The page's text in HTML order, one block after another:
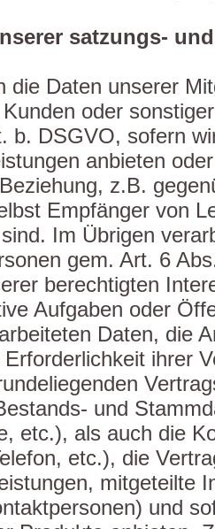
satzungs-
die Daten unserer
oder
b. DSGVO, sofern
anbieten
z.B.
Empfänger von
Im Übrigen
gem. Art. 6
berechtigten
Aufgaben oder
Daten, die
ihrer
und
etc.), als auch die
etc.), die
mitgeteilte
und